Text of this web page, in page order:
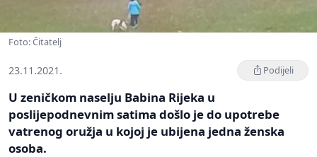
Foto: Čitatelj
23.11.2021. Podijeli
U zeničkom naselju Babina Rijeka u
poslijepodnevnim satima došlo je do upotrebe
vatrenog oružja u kojoj je ubijena jedna ženska
osoba.